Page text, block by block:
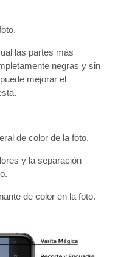
las partes más
negras y sin
mejorar el
de color de la foto.
y la separación
de color en la foto.